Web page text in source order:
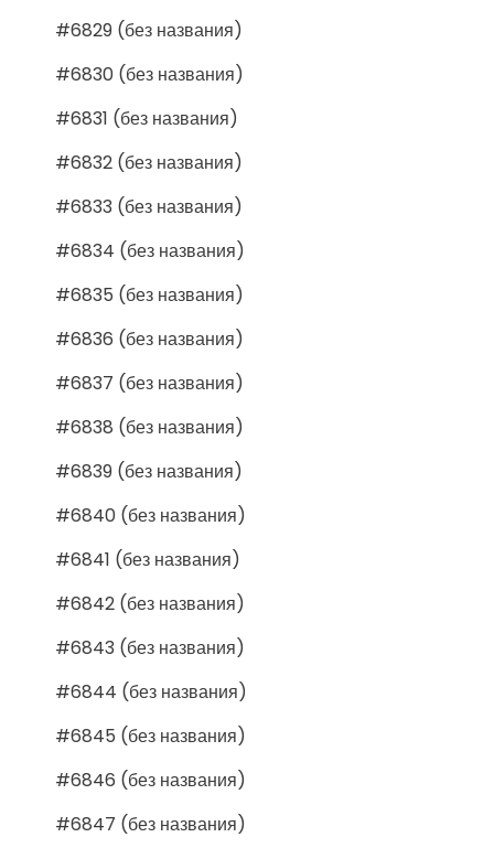
#6829 (без названия)
#6830 (без названия)
#6831 (без названия)
#6832 (без названия)
#6833 (без названия)
#6834 (без названия)
#6835 (без названия)
#6836 (без названия)
#6837 (без названия)
#6838 (без названия)
#6839 (без названия)
#6840 (без названия)
#6841 (без названия)
#6842 (без названия)
#6843 (без названия)
#6844 (без названия)
#6845 (без названия)
#6846 (без названия)
#6847 (без названия)